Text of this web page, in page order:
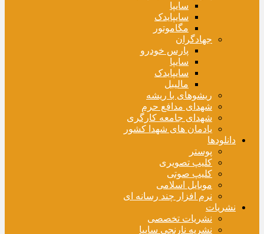
سایپا
سایپایدک
مگاموتور
جهادگران
پارس خودرو
سایپا
سایپایدک
مالیبل
ریشوهای با ریشه
شهدای مدافع حرم
شهدای جامعه کارگری
یادمان های شهدا کشور
دانلودها
پوستر
کلیپ تصویری
کلیپ صوتی
موبایل اسلامی
نرم افزار چند رسانه ای
نشریات
نشریات تخصصی
نشریه نارنجی سایپا